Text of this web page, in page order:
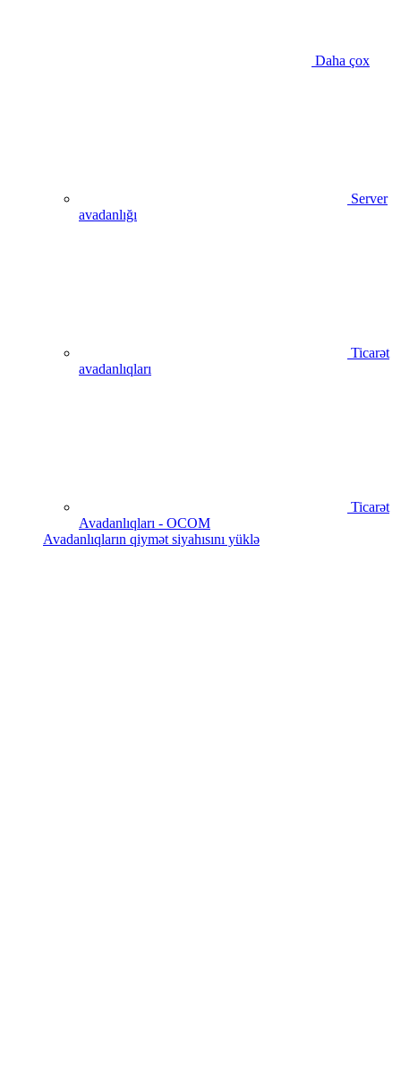
Daha çox
Server
avadanlığı
Ticarət
avadanlıqları
Ticarət
Avadanlıqları - OCOM
Avadanlıqların qiymət siyahısını yüklə